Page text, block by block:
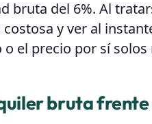
bruta del 6%. Al
y ver al
el precio por sí
bruta frente